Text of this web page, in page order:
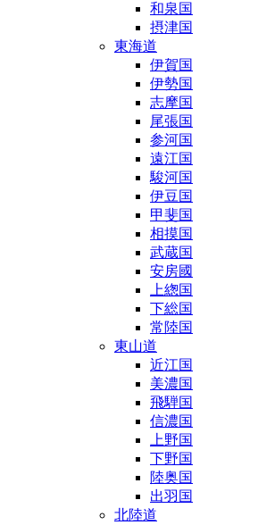
和泉国
摂津国
東海道
伊賀国
伊勢国
志摩国
尾張国
参河国
遠江国
駿河国
伊豆国
甲斐国
相摸国
武蔵国
安房國
上緫国
下総国
常陸国
東山道
近江国
美濃国
飛騨国
信濃国
上野国
下野国
陸奥国
出羽国
北陸道